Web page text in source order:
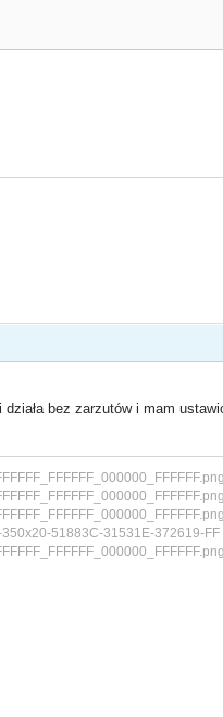
bez zarzutów i mam